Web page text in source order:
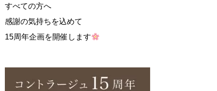
すべての方へ
感謝の気持ちを込めて
15周年企画を開催します